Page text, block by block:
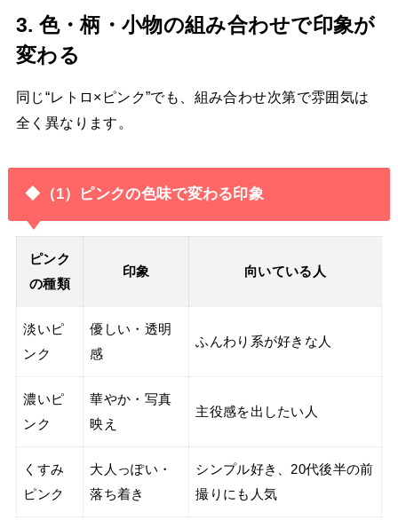
3. 色・柄・小物の組み合わせで印象が
変わる
同じ“レトロ×ピンク”でも、組み合わせ次第で雰囲気は
全く異なります。
◆（1）ピンクの色味で変わる印象
ピンク
の種類
印象 向いている人
淡いピ
ンク
優しい・透明
感
ふんわり系が好きな人
濃いピ
ンク
華やか・写真
映え
主役感を出したい人
くすみ
ピンク
大人っぽい・
落ち着き
シンプル好き、20代後半の前
撮りにも人気